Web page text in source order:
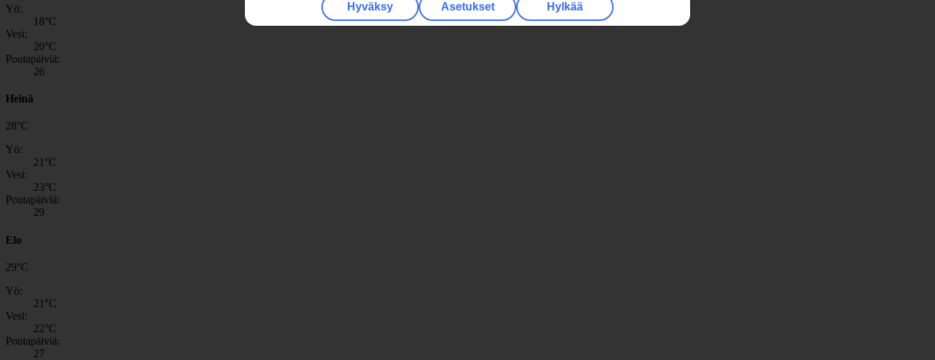
Yö:
18°C
Vesi:
20°C
Poutapäiviä:
26
Heinä
28°C
Yö:
21°C
Vesi:
23°C
Poutapäiviä:
29
Elo
29°C
Yö:
21 °C
Vesi:
22°C
Poutapäiviä:
27
Hyväksy Asetukset Hylkää